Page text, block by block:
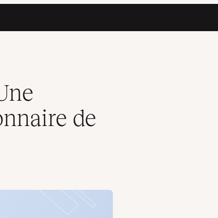
de Node
de